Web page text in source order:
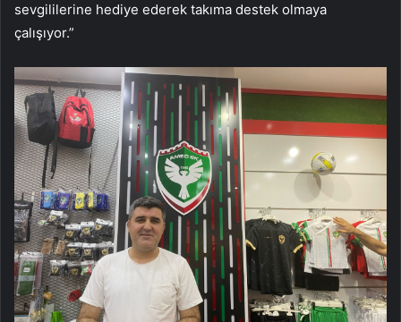
sevgililerine hediye ederek takıma destek olmaya
çalışıyor.”